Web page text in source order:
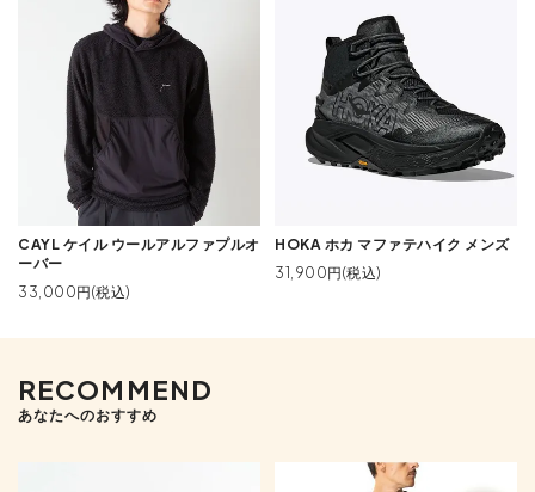
CAYL ケイル ウールアルファプルオ
ーバー
33,000円(税込)
HOKA ホカ マファテハイク メンズ
31,900円(税込)
RECOMMEND
あなたへのおすすめ